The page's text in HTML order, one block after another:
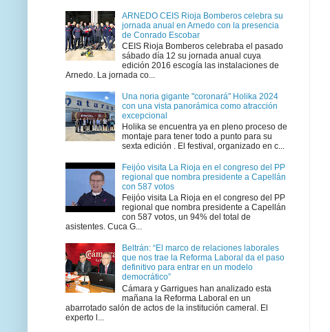
ARNEDO CEIS Rioja Bomberos celebra su
jornada anual en Arnedo con la presencia
de Conrado Escobar
CEIS Rioja Bomberos celebraba el pasado
sábado día 12 su jornada anual cuya
edición 2016 escogía las instalaciones de
Arnedo. La jornada co...
Una noria gigante "coronará" Holika 2024
con una vista panorámica como atracción
excepcional
Holika se encuentra ya en pleno proceso de
montaje para tener todo a punto para su
sexta edición . El festival, organizado en c...
Feijóo visita La Rioja en el congreso del PP
regional que nombra presidente a Capellán
con 587 votos
Feijóo visita La Rioja en el congreso del PP
regional que nombra presidente a Capellán
con 587 votos, un 94% del total de
asistentes. Cuca G...
Beltrán: “El marco de relaciones laborales
que nos trae la Reforma Laboral da el paso
definitivo para entrar en un modelo
democrático”
Cámara y Garrigues han analizado esta
mañana la Reforma Laboral en un
abarrotado salón de actos de la institución cameral. El
experto l...